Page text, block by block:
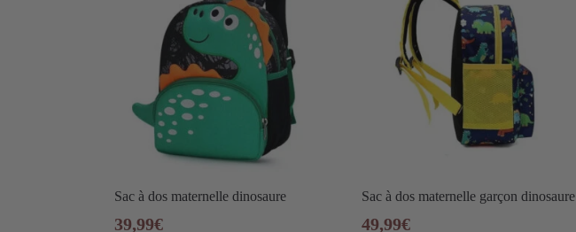
Sac à dos maternelle dinosaure
39,99€
Sac à dos maternelle garçon dinosaure
49,99€